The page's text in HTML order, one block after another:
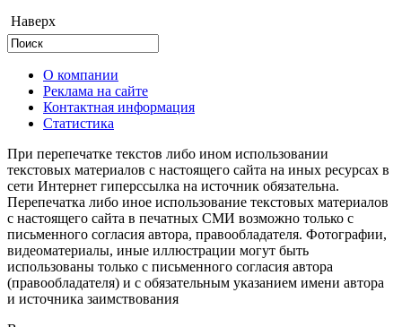
Наверх
О компании
Реклама на сайте
Контактная информация
Статистика
При перепечатке текстов либо ином использовании
текстовых материалов с настоящего сайта на иных ресурсах в
сети Интернет гиперссылка на источник обязательна.
Перепечатка либо иное использование текстовых материалов
с настоящего сайта в печатных СМИ возможно только с
письменного согласия автора, правообладателя. Фотографии,
видеоматериалы, иные иллюстрации могут быть
использованы только с письменного согласия автора
(правообладателя) и с обязательным указанием имени автора
и источника заимствования